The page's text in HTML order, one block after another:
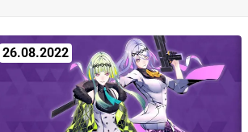
26.08.2022